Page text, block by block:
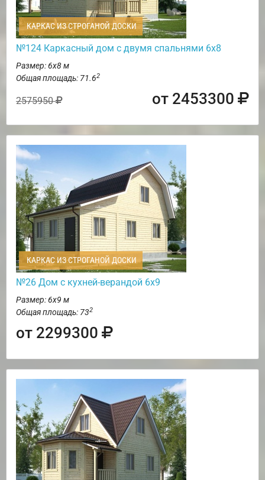
КАРКАС ИЗ СТРОГАНОЙ ДОСКИ
№124 Каркасный дом с двумя спальнями 6х8
Размер: 6х8 м
Общая площадь: 71.62
2575950 от 2453300
КАРКАС ИЗ СТРОГАНОЙ ДОСКИ
№26 Дом с кухней-верандой 6х9
Размер: 6х9 м
Общая площадь: 732
от 2299300